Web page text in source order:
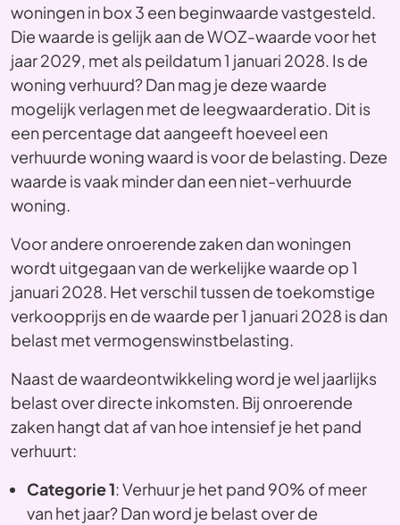
woningen in box 3 een beginwaarde vastgesteld.
Die waarde is gelijk aan de WOZ-waarde voor het
jaar 2029, met als peildatum 1 januari 2028. Is de
woning verhuurd? Dan mag je deze waarde
mogelijk verlagen met de leegwaarderatio. Dit is
een percentage dat aangeeft hoeveel een
verhuurde woning waard is voor de belasting. Deze
waarde is vaak minder dan een niet-verhuurde
woning.
Voor andere onroerende zaken dan woningen
wordt uitgegaan van de werkelijke waarde op 1
januari 2028. Het verschil tussen de toekomstige
verkoopprijs en de waarde per 1 januari 2028 is dan
belast met vermogenswinstbelasting.
Naast de waardeontwikkeling word je wel jaarlijks
belast over directe inkomsten. Bij onroerende
zaken hangt dat af van hoe intensief je het pand
verhuurt:
Categorie 1: Verhuur je het pand 90% of meer
van het jaar? Dan word je belast over de